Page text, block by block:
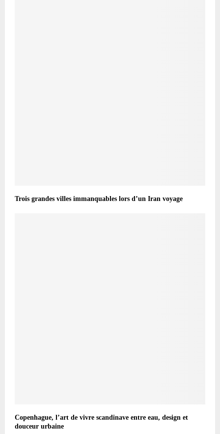
Trois grandes villes immanquables lors d’un Iran voyage
Copenhague, l’art de vivre scandinave entre eau, design et
douceur urbaine